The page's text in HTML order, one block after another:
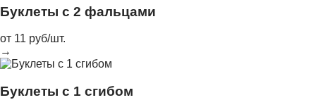
Буклеты с 2 фальцами
от 11 руб/шт.
→
Буклеты с 1 сгибом